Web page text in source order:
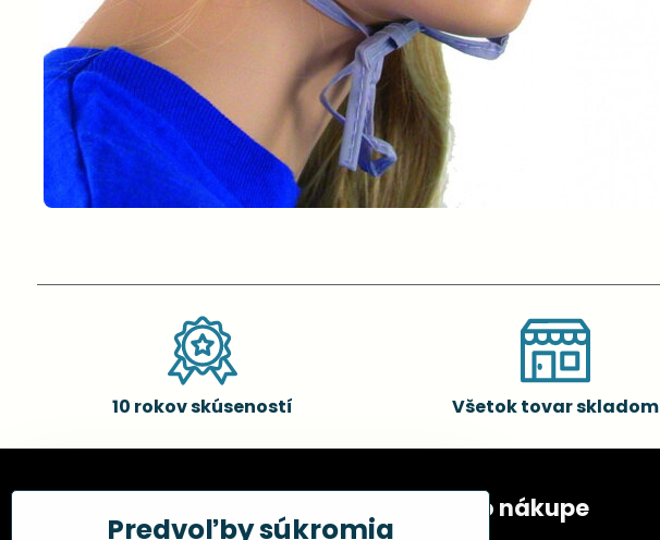
10 rokov skúseností Všetok tovar skladom
Kadernícke potreby, s.r.o. Všetko o nákupe
Predvoľby súkromia